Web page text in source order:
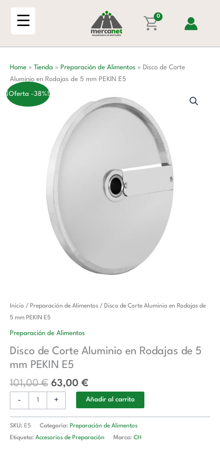
0
Home » Tienda » Preparación de Alimentos » Disco de Corte
Aluminio en Rodajas de 5 mm PEKIN E5
¡Oferta -38%!
Inicio / Preparación de Alimentos / Disco de Corte Aluminio en Rodajas de
5 mm PEKIN E5
Preparación de Alimentos
Disco de Corte Aluminio en Rodajas de 5
mm PEKIN E5
101,00€
El
original
101,00 €.
63,00 €
El
63,00 €.
-
Disco
de
Corte
en
Rodajas
5
mm
PEKIN
E5
cantidad
+ Añadir al carrito
SKU: E5 Categoría: Preparación de Alimentos
Etiqueta: Accesorios de Preparación Marca: CH
Rodajas
de
mm
PEKIN
E5
cantidad